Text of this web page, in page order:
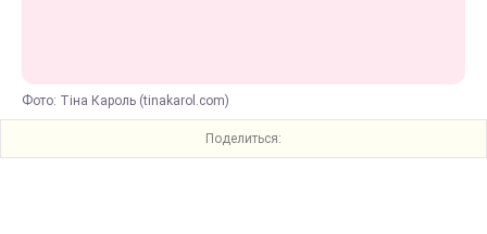
Фото: Тіна Кароль (tinakarol.com)
Поделиться: